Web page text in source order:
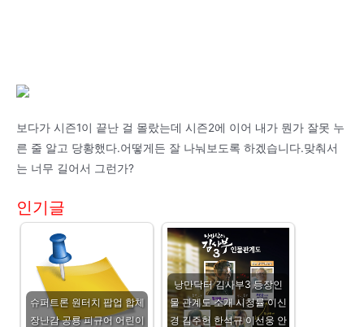
보다가 시즌1이 끝난 걸 몰랐는데 시즌2에 이어 내가 뭔가 잘못 누
른 줄 알고 당황했다.어떻게든 잘 나눠보도록 하겠습니다.맞춰서
는 너무 길어서 그런가?
인기글
슈퍼트론 원터치 팝업 합체
장난감 공룡 피규어 어린이
낭만닥터 김사부3 등장인
물 관계도 소개 시청률 이신
경 김주헌 한석규 이선웅 안